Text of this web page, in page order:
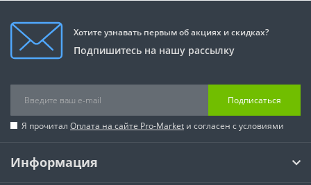
Хотите узнавать первым об акциях и скидках?
Подпишитесь на нашу рассылку
Подписаться
Я прочитал Оплата на сайте Pro-Market и согласен с условиями
Информация